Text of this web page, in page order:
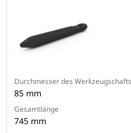
Durchmesser des Werkzeugschafts
85 mm
Gesamtlänge
745 mm